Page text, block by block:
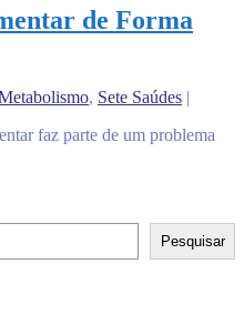
de Forma
, Sete Saúdes |
faz parte de um problema
Pesquisar